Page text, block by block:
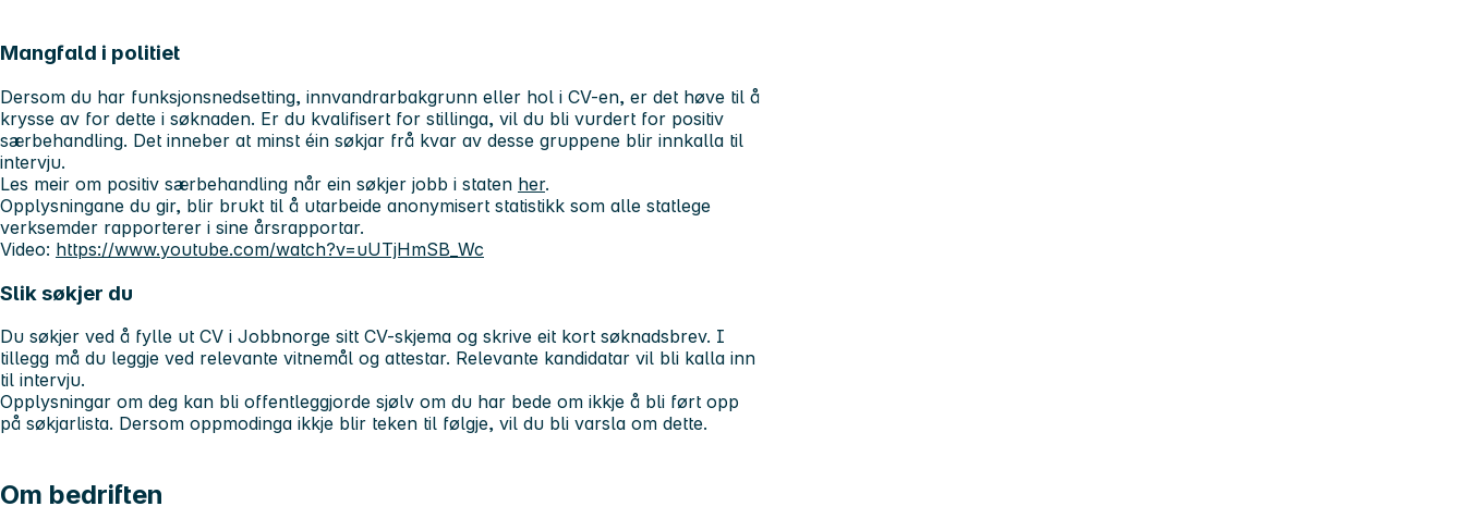
Mangfald i politiet
Dersom du har funksjonsnedsetting, innvandrarbakgrunn eller hol i CV-en, er det høve til å
krysse av for dette i søknaden. Er du kvalifisert for stillinga, vil du bli vurdert for positiv
særbehandling. Det inneber at minst éin søkjar frå kvar av desse gruppene blir innkalla til
intervju.
Les meir om positiv særbehandling når ein søkjer jobb i staten her.
Opplysningane du gir, blir brukt til å utarbeide anonymisert statistikk som alle statlege
verksemder rapporterer i sine årsrapportar.
Video: https://www.youtube.com/watch?v=uUTjHmSB_Wc
Slik søkjer du
Du søkjer ved å fylle ut CV i Jobbnorge sitt CV-skjema og skrive eit kort søknadsbrev. I
tillegg må du leggje ved relevante vitnemål og attestar. Relevante kandidatar vil bli kalla inn
til intervju.
Opplysningar om deg kan bli offentleggjorde sjølv om du har bede om ikkje å bli ført opp
på søkjarlista. Dersom oppmodinga ikkje blir teken til følgje, vil du bli varsla om dette.
Om bedriften